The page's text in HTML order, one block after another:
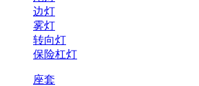
边灯
雾灯
转向灯
保险杠灯
座套